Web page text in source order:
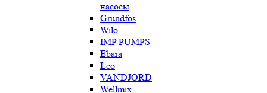
насосы
Grundfos
Wilo
IMP PUMPS
Ebara
Leo
VANDJORD
Wellmix